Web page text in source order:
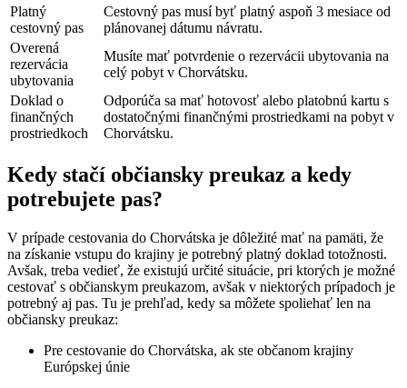
Platný
cestovný pas
Cestovný pas musí byť platný aspoň 3 mesiace od
plánovanej dátumu návratu.
Overená
rezervácia
ubytovania
Musíte mať potvrdenie o rezervácii ubytovania na
celý pobyt v Chorvátsku.
Doklad o
finančných
prostriedkoch
Odporúča sa mať hotovosť alebo platobnú kartu s
dostatočnými finančnými prostriedkami na pobyt v
Chorvátsku.
Kedy stačí občiansky preukaz a kedy
potrebujete pas?
V prípade cestovania do Chorvátska je dôležité mať na pamäti, že
na získanie vstupu do krajiny je potrebný platný doklad totožnosti.
Avšak, treba vedieť, že existujú určité situácie, pri ktorých je možné
cestovať s občianskym preukazom, avšak v niektorých prípadoch je
potrebný aj pas. Tu je prehľad, kedy sa môžete spoliehať len na
občiansky preukaz:
Pre cestovanie do Chorvátska, ak ste občanom krajiny
Európskej únie